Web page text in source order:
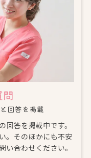
回答を掲載
回答を掲載中です。
。そのほかにも不安
い合わせください。